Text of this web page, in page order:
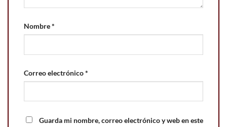
Nombre*
Correo electrónico*
Guarda mi nombre, correo electrónico y web en este